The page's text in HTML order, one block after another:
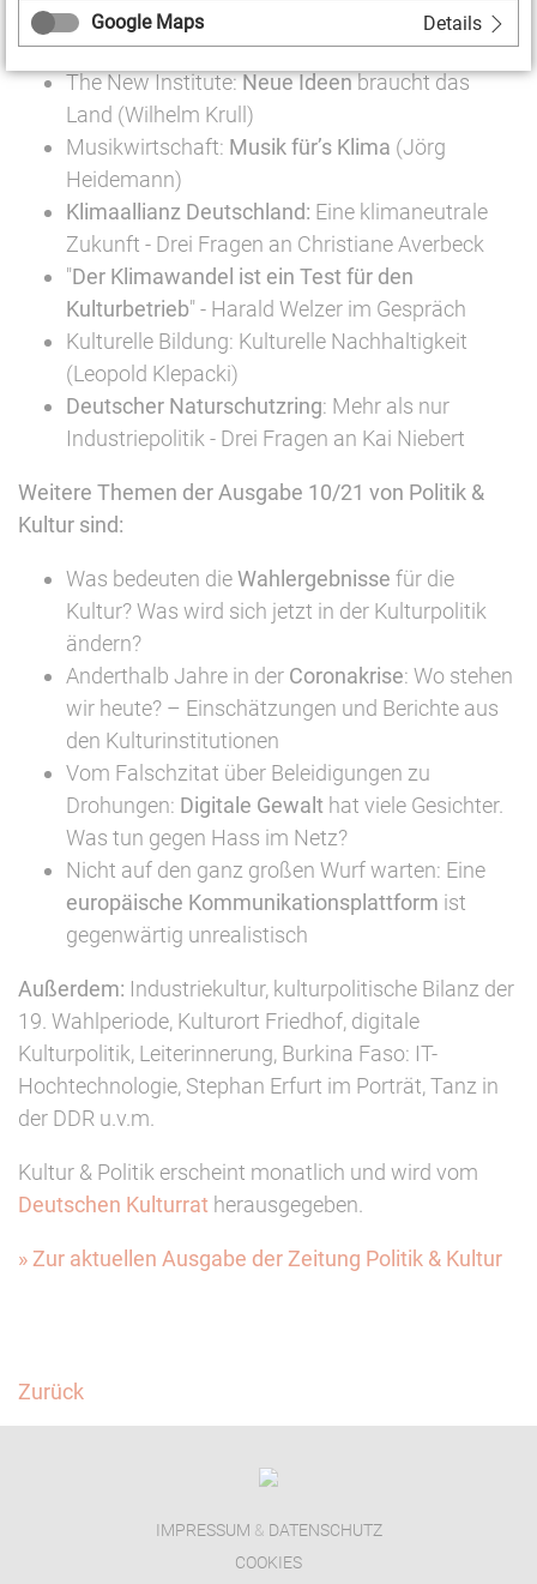
Städtebau: Wie wollen wir zusammenleben?
(Alissa Diesch)
The New Institute:Neue Ideenbraucht das
Land (Wilhelm Krull)
Musikwirtschaft: Musik für’s Klima (Jörg
Heidemann)
Klimaallianz Deutschland: Eine klimaneutrale
Zukunft - Drei Fragen an Christiane Averbeck
"Der Klimawandel ist ein Test für den
Kulturbetrieb" - Harald Welzer im Gespräch
Kulturelle Bildung: Kulturelle Nachhaltigkeit
(Leopold Klepacki)
Deutscher Naturschutzring: Mehr als nur
Industriepolitik - Drei Fragen an Kai Niebert
Weitere Themen der Ausgabe 10/21 von Politik &
Kultur sind:
Was bedeuten dieWahlergebnisse für die
Kultur? Was wird sich jetzt in der Kulturpolitik
ändern?
Anderthalb Jahre in der Coronakrise: Wo stehen
wir heute? – Einschätzungen und Berichte aus
den Kulturinstitutionen
Vom Falschzitat über Beleidigungen zu
Drohungen: Digitale Gewalt hat viele Gesichter.
Was tun gegen Hass im Netz?
Nicht auf den ganz großen Wurf warten: Eine
europäische Kommunikationsplattform ist
gegenwärtig unrealistisch
Außerdem: Industriekultur, kulturpolitische Bilanz der
19. Wahlperiode, Kulturort Friedhof, digitale
Kulturpolitik, Leiterinnerung, Burkina Faso: IT-
Hochtechnologie, Stephan Erfurt im Porträt, Tanz in
der DDR u.v.m.
Kultur & Politik erscheint monatlich und wird vom
Deutschen Kulturrat herausgegeben.
» Zur aktuellen Ausgabe der Zeitung Politik & Kultur
Zurück
IMPRESSUM & DATENSCHUTZ
COOKIES
Google Maps Details